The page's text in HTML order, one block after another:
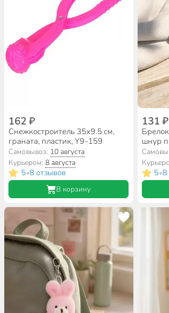
162 ₽
Снежкостроитель 35х9.5 см,
граната, пластик, Y9-159
Самовывоз: 10 августа
Курьером:8 августа
5•8 отзывов
В корзину
131 ₽
шнур
137, в
5•8